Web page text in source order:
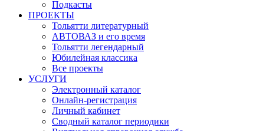
Подкасты
ПРОЕКТЫ
Тольятти литературный
АВТОВАЗ и его время
Тольятти легендарный
Юбилейная классика
Все проекты
УСЛУГИ
Электронный каталог
Онлайн-регистрация
Личный кабинет
Сводный каталог периодики